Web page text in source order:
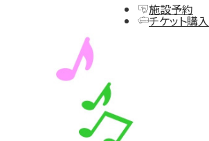
施設予約
チケット購入